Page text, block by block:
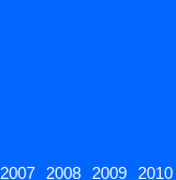
2007 2008 2009 2010